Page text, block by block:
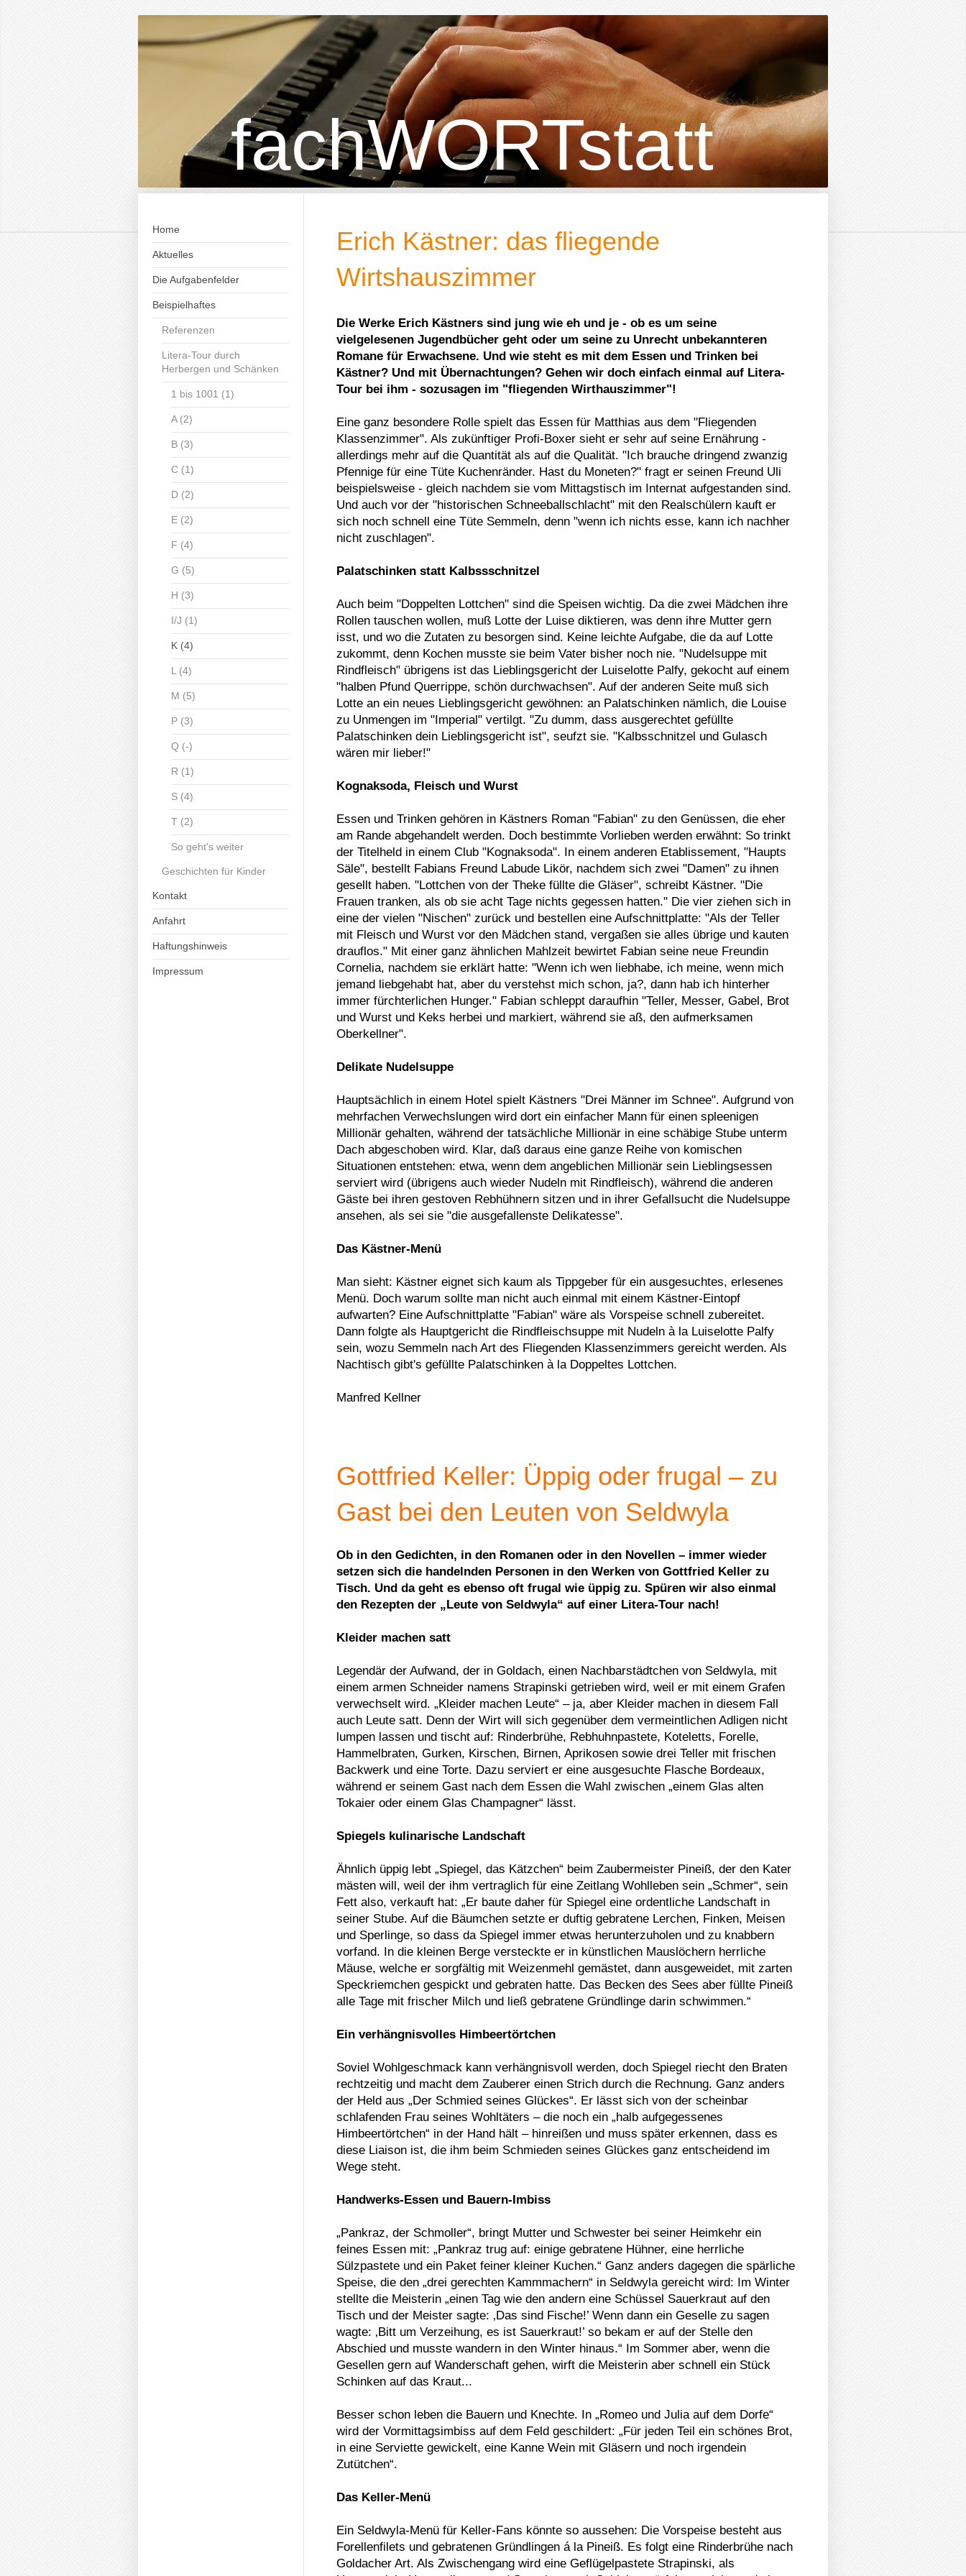
fachWORTstatt
Home
Aktuelles
Die Aufgabenfelder
Beispielhaftes
Referenzen
Litera-Tour durch
Herbergen und Schänken
1 bis 1001 (1)
A (2)
B (3)
C (1)
D (2)
E (2)
F (4)
G (5)
H (3)
I/J (1)
K (4)
L (4)
M (5)
P (3)
Q (-)
R (1)
S (4)
T (2)
So geht's weiter
Geschichten für Kinder
Kontakt
Anfahrt
Haftungshinweis
Impressum
Erich Kästner: das fliegende
Wirtshauszimmer
Die Werke Erich Kästners sind jung wie eh und je - ob es um seine
vielgelesenen Jugendbücher geht oder um seine zu Unrecht unbekannteren
Romane für Erwachsene. Und wie steht es mit dem Essen und Trinken bei
Kästner? Und mit Übernachtungen? Gehen wir doch einfach einmal auf Litera-
Tour bei ihm - sozusagen im "fliegenden Wirthauszimmer"!
Eine ganz besondere Rolle spielt das Essen für Matthias aus dem "Fliegenden
Klassenzimmer". Als zukünftiger Profi-Boxer sieht er sehr auf seine Ernährung -
allerdings mehr auf die Quantität als auf die Qualität. "Ich brauche dringend zwanzig
Pfennige für eine Tüte Kuchenränder. Hast du Moneten?" fragt er seinen Freund Uli
beispielsweise - gleich nachdem sie vom Mittagstisch im Internat aufgestanden sind.
Und auch vor der "historischen Schneeballschlacht" mit den Realschülern kauft er
sich noch schnell eine Tüte Semmeln, denn "wenn ich nichts esse, kann ich nachher
nicht zuschlagen".
Palatschinken statt Kalbssschnitzel
Auch beim "Doppelten Lottchen" sind die Speisen wichtig. Da die zwei Mädchen ihre
Rollen tauschen wollen, muß Lotte der Luise diktieren, was denn ihre Mutter gern
isst, und wo die Zutaten zu besorgen sind. Keine leichte Aufgabe, die da auf Lotte
zukommt, denn Kochen musste sie beim Vater bisher noch nie. "Nudelsuppe mit
Rindfleisch" übrigens ist das Lieblingsgericht der Luiselotte Palfy, gekocht auf einem
"halben Pfund Querrippe, schön durchwachsen". Auf der anderen Seite muß sich
Lotte an ein neues Lieblingsgericht gewöhnen: an Palatschinken nämlich, die Louise
zu Unmengen im "Imperial" vertilgt. "Zu dumm, dass ausgerechtet gefüllte
Palatschinken dein Lieblingsgericht ist", seufzt sie. "Kalbsschnitzel und Gulasch
wären mir lieber!"
Kognaksoda, Fleisch und Wurst
Essen und Trinken gehören in Kästners Roman "Fabian" zu den Genüssen, die eher
am Rande abgehandelt werden. Doch bestimmte Vorlieben werden erwähnt: So trinkt
der Titelheld in einem Club "Kognaksoda". In einem anderen Etablissement, "Haupts
Säle", bestellt Fabians Freund Labude Likör, nachdem sich zwei "Damen" zu ihnen
gesellt haben. "Lottchen von der Theke füllte die Gläser", schreibt Kästner. "Die
Frauen tranken, als ob sie acht Tage nichts gegessen hatten." Die vier ziehen sich in
eine der vielen "Nischen" zurück und bestellen eine Aufschnittplatte: "Als der Teller
mit Fleisch und Wurst vor den Mädchen stand, vergaßen sie alles übrige und kauten
drauflos." Mit einer ganz ähnlichen Mahlzeit bewirtet Fabian seine neue Freundin
Cornelia, nachdem sie erklärt hatte: "Wenn ich wen liebhabe, ich meine, wenn mich
jemand liebgehabt hat, aber du verstehst mich schon, ja?, dann hab ich hinterher
immer fürchterlichen Hunger." Fabian schleppt daraufhin "Teller, Messer, Gabel, Brot
und Wurst und Keks herbei und markiert, während sie aß, den aufmerksamen
Oberkellner".
Delikate Nudelsuppe
Hauptsächlich in einem Hotel spielt Kästners "Drei Männer im Schnee". Aufgrund von
mehrfachen Verwechslungen wird dort ein einfacher Mann für einen spleenigen
Millionär gehalten, während der tatsächliche Millionär in eine schäbige Stube unterm
Dach abgeschoben wird. Klar, daß daraus eine ganze Reihe von komischen
Situationen entstehen: etwa, wenn dem angeblichen Millionär sein Lieblingsessen
serviert wird (übrigens auch wieder Nudeln mit Rindfleisch), während die anderen
Gäste bei ihren gestoven Rebhühnern sitzen und in ihrer Gefallsucht die Nudelsuppe
ansehen, als sei sie "die ausgefallenste Delikatesse".
Das Kästner-Menü
Man sieht: Kästner eignet sich kaum als Tippgeber für ein ausgesuchtes, erlesenes
Menü. Doch warum sollte man nicht auch einmal mit einem Kästner-Eintopf
aufwarten? Eine Aufschnittplatte "Fabian" wäre als Vorspeise schnell zubereitet.
Dann folgte als Hauptgericht die Rindfleischsuppe mit Nudeln à la Luiselotte Palfy
sein, wozu Semmeln nach Art des Fliegenden Klassenzimmers gereicht werden. Als
Nachtisch gibt's gefüllte Palatschinken à la Doppeltes Lottchen.
Manfred Kellner
Gottfried Keller: Üppig oder frugal – zu
Gast bei den Leuten von Seldwyla
Ob in den Gedichten, in den Romanen oder in den Novellen – immer wieder
setzen sich die handelnden Personen in den Werken von Gottfried Keller zu
Tisch. Und da geht es ebenso oft frugal wie üppig zu. Spüren wir also einmal
den Rezepten der „Leute von Seldwyla“ auf einer Litera-Tour nach!
Kleider machen satt
Legendär der Aufwand, der in Goldach, einen Nachbarstädtchen von Seldwyla, mit
einem armen Schneider namens Strapinski getrieben wird, weil er mit einem Grafen
verwechselt wird. „Kleider machen Leute“ – ja, aber Kleider machen in diesem Fall
auch Leute satt. Denn der Wirt will sich gegenüber dem vermeintlichen Adligen nicht
lumpen lassen und tischt auf: Rinderbrühe, Rebhuhnpastete, Koteletts, Forelle,
Hammelbraten, Gurken, Kirschen, Birnen, Aprikosen sowie drei Teller mit frischen
Backwerk und eine Torte. Dazu serviert er eine ausgesuchte Flasche Bordeaux,
während er seinem Gast nach dem Essen die Wahl zwischen „einem Glas alten
Tokaier oder einem Glas Champagner“ lässt.
Spiegels kulinarische Landschaft
Ähnlich üppig lebt „Spiegel, das Kätzchen“ beim Zaubermeister Pineiß, der den Kater
mästen will, weil der ihm vertraglich für eine Zeitlang Wohlleben sein „Schmer“, sein
Fett also, verkauft hat: „Er baute daher für Spiegel eine ordentliche Landschaft in
seiner Stube. Auf die Bäumchen setzte er duftig gebratene Lerchen, Finken, Meisen
und Sperlinge, so dass da Spiegel immer etwas herunterzuholen und zu knabbern
vorfand. In die kleinen Berge versteckte er in künstlichen Mauslöchern herrliche
Mäuse, welche er sorgfältig mit Weizenmehl gemästet, dann ausgeweidet, mit zarten
Speckriemchen gespickt und gebraten hatte. Das Becken des Sees aber füllte Pineiß
alle Tage mit frischer Milch und ließ gebratene Gründlinge darin schwimmen.“
Ein verhängnisvolles Himbeertörtchen
Soviel Wohlgeschmack kann verhängnisvoll werden, doch Spiegel riecht den Braten
rechtzeitig und macht dem Zauberer einen Strich durch die Rechnung. Ganz anders
der Held aus „Der Schmied seines Glückes“. Er lässt sich von der scheinbar
schlafenden Frau seines Wohltäters – die noch ein „halb aufgegessenes
Himbeertörtchen“ in der Hand hält – hinreißen und muss später erkennen, dass es
diese Liaison ist, die ihm beim Schmieden seines Glückes ganz entscheidend im
Wege steht.
Handwerks-Essen und Bauern-Imbiss
„Pankraz, der Schmoller“, bringt Mutter und Schwester bei seiner Heimkehr ein
feines Essen mit: „Pankraz trug auf: einige gebratene Hühner, eine herrliche
Sülzpastete und ein Paket feiner kleiner Kuchen.“ Ganz anders dagegen die spärliche
Speise, die den „drei gerechten Kammmachern“ in Seldwyla gereicht wird: Im Winter
stellte die Meisterin „einen Tag wie den andern eine Schüssel Sauerkraut auf den
Tisch und der Meister sagte: ‚Das sind Fische!’ Wenn dann ein Geselle zu sagen
wagte: ‚Bitt um Verzeihung, es ist Sauerkraut!’ so bekam er auf der Stelle den
Abschied und musste wandern in den Winter hinaus.“ Im Sommer aber, wenn die
Gesellen gern auf Wanderschaft gehen, wirft die Meisterin aber schnell ein Stück
Schinken auf das Kraut...
Besser schon leben die Bauern und Knechte. In „Romeo und Julia auf dem Dorfe“
wird der Vormittagsimbiss auf dem Feld geschildert: „Für jeden Teil ein schönes Brot,
in eine Serviette gewickelt, eine Kanne Wein mit Gläsern und noch irgendein
Zutütchen“.
Das Keller-Menü
Ein Seldwyla-Menü für Keller-Fans könnte so aussehen: Die Vorspeise besteht aus
Forellenfilets und gebratenen Gründlingen á la Pineiß. Es folgt eine Rinderbrühe nach
Goldacher Art. Als Zwischengang wird eine Geflügelpastete Strapinski, als